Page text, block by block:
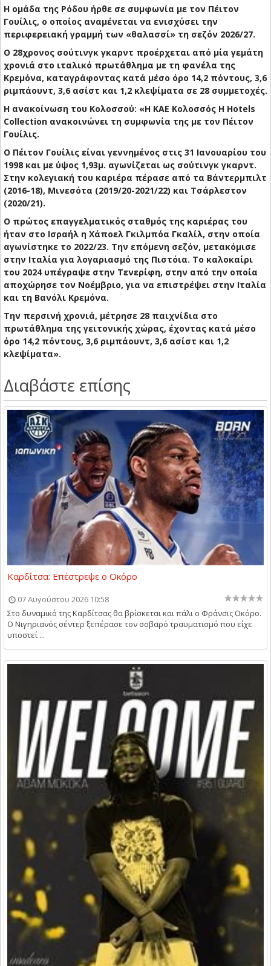
Η ομάδα της Ρόδου ήρθε σε συμφωνία με τον Πέιτον
Γουίλις, ο οποίος αναμένεται να ενισχύσει την
περιφερειακή γραμμή των «θαλασσί» τη σεζόν 2026/27.
Ο 28χρονος σούτινγκ γκαρντ προέρχεται από μία γεμάτη
χρονιά στο ιταλικό πρωτάθλημα με τη φανέλα της
Κρεμόνα, καταγράφοντας κατά μέσο όρο 14,2 πόντους, 3,6
ριμπάουντ, 3,6 ασίστ και 1,2 κλεψίματα σε 28 συμμετοχές.
Η ανακοίνωση του Κολοσσού: «Η ΚΑΕ Κολοσσός H Hotels
Collection ανακοινώνει τη συμφωνία της με τον Πέιτον
Γουίλις.
Ο Πέιτον Γουίλις είναι γεννημένος στις 31 Ιανουαρίου του
1998 και με ύψος 1,93μ. αγωνίζεται ως σούτινγκ γκαρντ.
Στην κολεγιακή του καριέρα πέρασε από τα Βάντερμπιλτ
(2016-18), Μινεσότα (2019/20-2021/22) και Τσάρλεστον
(2020/21).
Ο πρώτος επαγγελματικός σταθμός της καριέρας του
ήταν στο Ισραήλ η Χάποελ Γκιλμπόα Γκαλίλ, στην οποία
αγωνίστηκε το 2022/23. Την επόμενη σεζόν, μετακόμισε
στην Ιταλία για λογαριασμό της Πιστόια. Το καλοκαίρι
του 2024 υπέγραψε στην Τενερίφη, στην από την οποία
αποχώρησε τον Νοέμβριο, για να επιστρέψει στην Ιταλία
και τη Βανόλι Κρεμόνα.
Την περσινή χρονιά, μέτρησε 28 παιχνίδια στο
πρωτάθλημα της γειτονικής χώρας, έχοντας κατά μέσο
όρο 14,2 πόντους, 3,6 ριμπάουντ, 3,6 ασίστ και 1,2
κλεψίματα».
Διαβάστε επίσης
Καρδίτσα: Επέστρεψε ο Οκόρο
07 Αυγούστου 2026 10:58
Στο δυναμικό της Καρδίτσας θα βρίσκεται και πάλι ο Φράνσις Οκόρο.
Ο Νιγηριανός σέντερ ξεπέρασε τον σοβαρό τραυματισμό που είχε
υποστεί ...